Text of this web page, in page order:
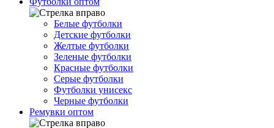
Белые футболки
Детские футболки
Желтые футболки
Зеленые футболки
Красные футболки
Серые футболки
Футболки унисекс
Черные футболки
Ремувки оптом